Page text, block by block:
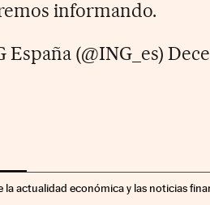
informando.
España (@ING_es)
la actualidad económica y las noticias